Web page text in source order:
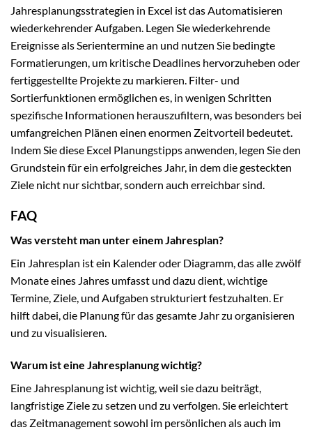
Jahresplanungsstrategien in Excel ist das Automatisieren
wiederkehrender Aufgaben. Legen Sie wiederkehrende
Ereignisse als Serientermine an und nutzen Sie bedingte
Formatierungen, um kritische Deadlines hervorzuheben oder
fertiggestellte Projekte zu markieren. Filter- und
Sortierfunktionen ermöglichen es, in wenigen Schritten
spezifische Informationen herauszufiltern, was besonders bei
umfangreichen Plänen einen enormen Zeitvorteil bedeutet.
Indem Sie diese Excel Planungstipps anwenden, legen Sie den
Grundstein für ein erfolgreiches Jahr, in dem die gesteckten
Ziele nicht nur sichtbar, sondern auch erreichbar sind.
FAQ
Was versteht man unter einem Jahresplan?
Ein Jahresplan ist ein Kalender oder Diagramm, das alle zwölf
Monate eines Jahres umfasst und dazu dient, wichtige
Termine, Ziele, und Aufgaben strukturiert festzuhalten. Er
hilft dabei, die Planung für das gesamte Jahr zu organisieren
und zu visualisieren.
Warum ist eine Jahresplanung wichtig?
Eine Jahresplanung ist wichtig, weil sie dazu beiträgt,
langfristige Ziele zu setzen und zu verfolgen. Sie erleichtert
das Zeitmanagement sowohl im persönlichen als auch im